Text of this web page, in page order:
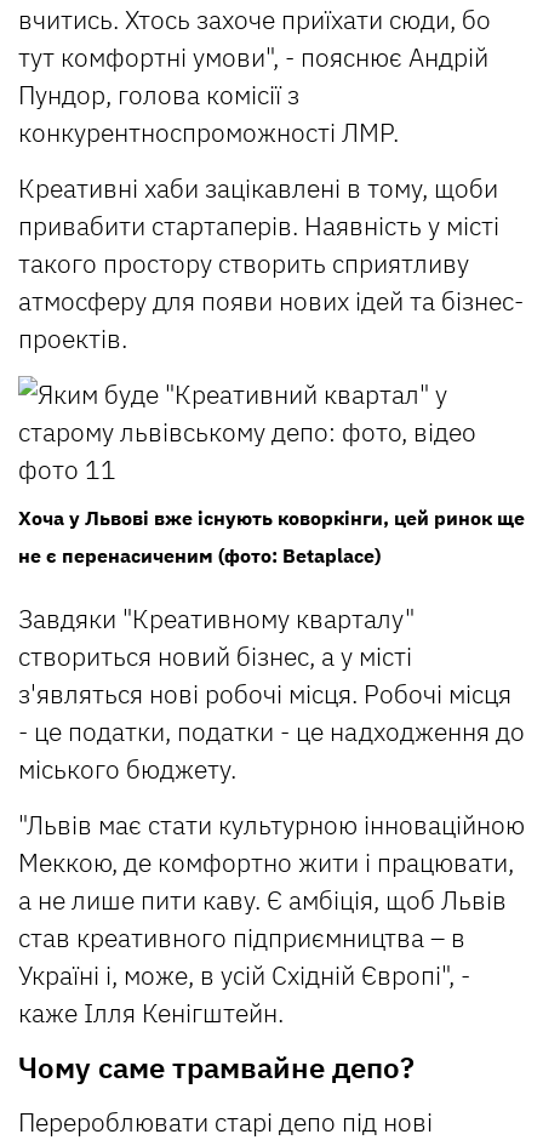
вчитись. Хтось захоче приїхати сюди, бо
тут комфортні умови", - пояснює Андрій
Пундор, голова комісії з
конкурентноспроможності ЛМР.
Креативні хаби зацікавлені в тому, щоби
привабити стартаперів. Наявність у місті
такого простору створить сприятливу
атмосферу для появи нових ідей та бізнес-
проектів.
Хоча у Львові вже існують коворкінги, цей ринок ще
не є перенасиченим (фото: Betaplace)
Завдяки "Креативному кварталу"
створиться новий бізнес, a у місті
з'являться нові робочі місця. Робочі місця
- це податки, податки - це надходження до
міського бюджету.
"Львів має стати культурною інноваційною
Меккою, де комфортно жити і працювати,
а не лише пити каву. Є амбіція, щоб Львів
став креативного підприємництва – в
Україні і, може, в усій Східній Європі", -
каже Ілля Кенігштейн.
Чому саме трамвайне депо?
Перероблювати старі депо під нові